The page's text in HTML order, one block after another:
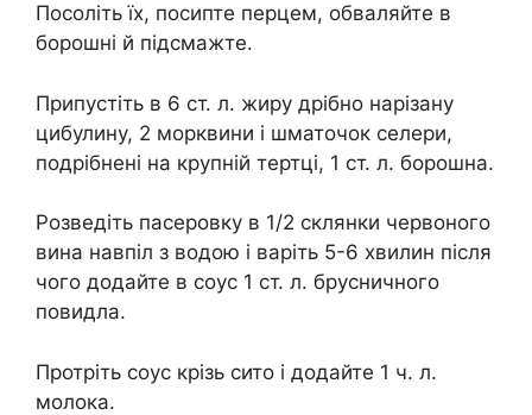
Посоліть їх, посипте перцем, обваляйте в
борошні й підсмажте.
Припустіть в 6 ст. л. жиру дрібно нарізану
цибулину, 2 морквини і шматочок селери,
подрібнені на крупній тертці, 1 ст. л. борошна.
Розведіть пасеровку в 1/2 склянки червоного
вина навпіл з водою і варіть 5-6 хвилин після
чого додайте в соус 1 ст. л. брусничного
повидла.
Протріть соус крізь сито і додайте 1 ч. л.
молока.